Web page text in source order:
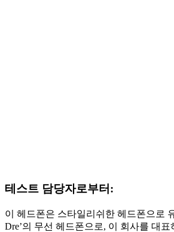
테스트 담당자로부터:
이 헤드폰은 스타일리쉬한 헤드폰으로
Dre’의 무선 헤드폰으로, 이 회사를 대표